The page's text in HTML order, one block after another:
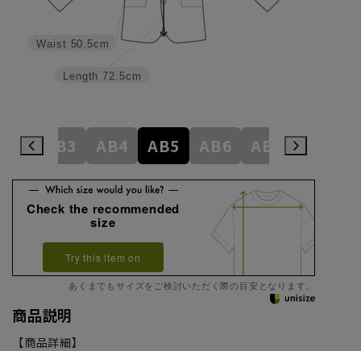
Length 72.5cm
Waist 50.5cm
A8 AB3 AB4 AB5 AB6 AB7 AB8
Check the recommended
size
Try this item on
あくまでもサイズをご検討いただく際の目安となります。
商品説明
【商品詳細】